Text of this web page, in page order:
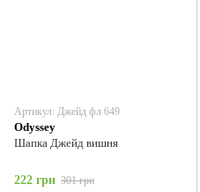
Артикул: Джейд фл 649
Odyssey
Шапка Джейд вишня
222 грн 301 грн